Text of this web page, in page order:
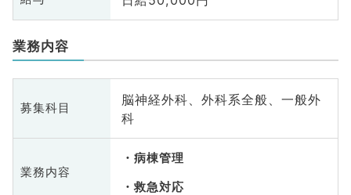
業務内容
募集科目
脳神経外科、外科系全般、一般外
科
業務内容
病棟管理
救急対応